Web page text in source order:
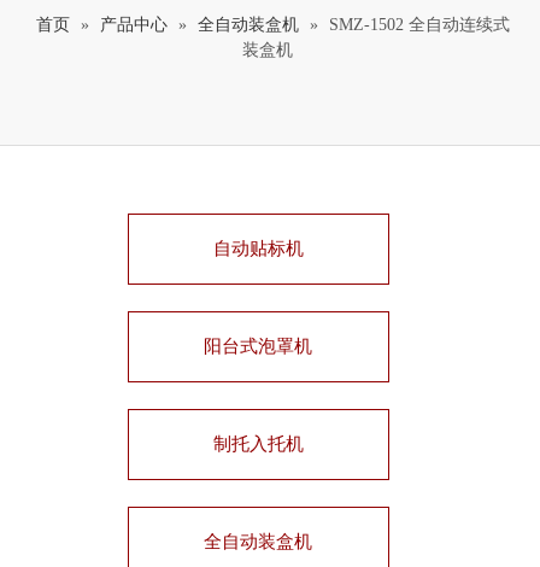
首页 » 产品中心 » 全自动装盒机 »
SMZ-1502 全自动连续式
装盒机
自动贴标机
阳台式泡罩机
制托入托机
全自动装盒机